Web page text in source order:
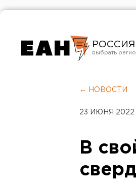
РОССИЯ
← НОВОСТИ
23 ИЮНЯ 2022
В